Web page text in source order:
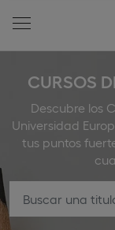
CURSOS
Descubre los
Universidad
tus puntos